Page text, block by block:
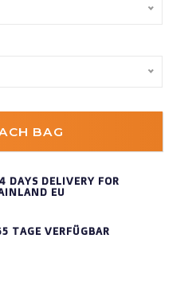
BAG
DAYS DELIVERY FOR
EU
TAGE VERFÜGBAR